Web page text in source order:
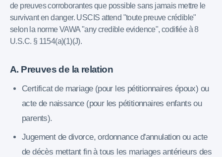
de preuves corroborantes que possible sans jamais mettre le
survivant en danger. USCIS attend "toute preuve crédible"
selon la norme VAWA "any credible evidence", codifiée à 8
U.S.C. § 1154(a)(1)(J).
A. Preuves de la relation
Certificat de mariage (pour les pétitionnaires époux) ou
acte de naissance (pour les pétitionnaires enfants ou
parents).
Jugement de divorce, ordonnance d'annulation ou acte
de décès mettant fin à tous les mariages antérieurs des